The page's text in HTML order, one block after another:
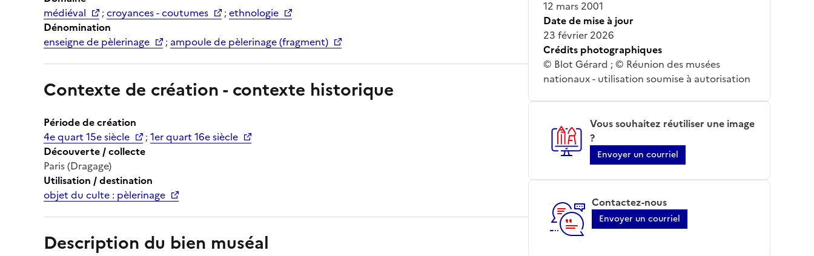
médiéval
;croyances - coutumes ;ethnologie
Dénomination
enseigne de pèlerinage
; ampoule de pèlerinage (fragment)
Contexte de création - contexte historique
Période de création
4e quart 15e siècle
;1er quart 16e siècle
Découverte / collecte
Paris (Dragage)
Utilisation / destination
objet du culte : pèlerinage
Description du bien muséal
12 mars 2001
Date de mise à jour
23 février 2026
Crédits photographiques
© Blot Gérard ; © Réunion des musées
nationaux - utilisation soumise à autorisation
Vous souhaitez réutiliser une image
?
Envoyer un courriel
Contactez-nous
Envoyer un courriel